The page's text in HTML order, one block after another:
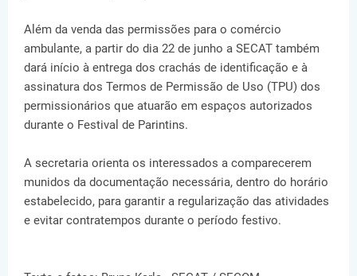
Além da venda das permissões para o comércio
ambulante, a partir do dia 22 de junho a SECAT também
dará início à entrega dos crachás de identificação e à
assinatura dos Termos de Permissão de Uso (TPU) dos
permissionários que atuarão em espaços autorizados
durante o Festival de Parintins.
A secretaria orienta os interessados a comparecerem
munidos da documentação necessária, dentro do horário
estabelecido, para garantir a regularização das atividades
e evitar contratempos durante o período festivo.